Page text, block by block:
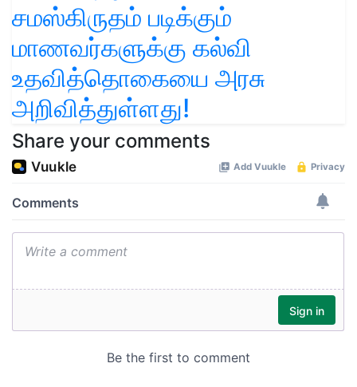
சமஸ்கிருதம் படிக்கும்
மாணவர்களுக்கு கல்வி
உதவித்தொகையை அரசு
அறிவித்துள்ளது!
Share your comments